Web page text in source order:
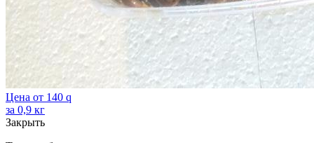
Цена от 140 q
за 0,9 кг
Закрыть